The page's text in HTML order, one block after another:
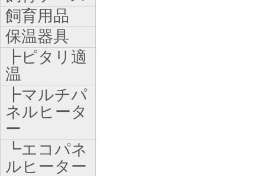
飼育用品
保温器具
┣ピタリ適
温
┣マルチパ
ネルヒータ
ー
┗エコパネ
ルヒーター